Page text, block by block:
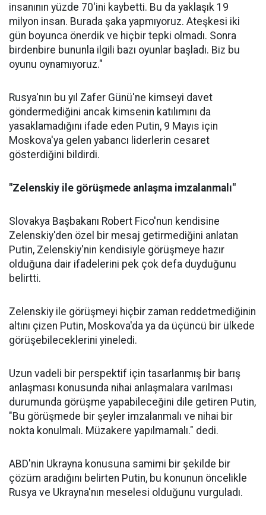
insanının yüzde 70'ini kaybetti. Bu da yaklaşık 19
milyon insan. Burada şaka yapmıyoruz. Ateşkesi iki
gün boyunca önerdik ve hiçbir tepki olmadı. Sonra
birdenbire bununla ilgili bazı oyunlar başladı. Biz bu
oyunu oynamıyoruz."
Rusya'nın bu yıl Zafer Günü'ne kimseyi davet
göndermediğini ancak kimsenin katılımını da
yasaklamadığını ifade eden Putin, 9 Mayıs için
Moskova'ya gelen yabancı liderlerin cesaret
gösterdiğini bildirdi.
"Zelenskiy ile görüşmede anlaşma imzalanmalı"
Slovakya Başbakanı Robert Fico'nun kendisine
Zelenskiy'den özel bir mesaj getirmediğini anlatan
Putin, Zelenskiy'nin kendisiyle görüşmeye hazır
olduğuna dair ifadelerini pek çok defa duyduğunu
belirtti.
Zelenskiy ile görüşmeyi hiçbir zaman reddetmediğinin
altını çizen Putin, Moskova'da ya da üçüncü bir ülkede
görüşebileceklerini yineledi.
Uzun vadeli bir perspektif için tasarlanmış bir barış
anlaşması konusunda nihai anlaşmalara varılması
durumunda görüşme yapabileceğini dile getiren Putin,
"Bu görüşmede bir şeyler imzalanmalı ve nihai bir
nokta konulmalı. Müzakere yapılmamalı." dedi.
ABD'nin Ukrayna konusuna samimi bir şekilde bir
çözüm aradığını belirten Putin, bu konunun öncelikle
Rusya ve Ukrayna'nın meselesi olduğunu vurguladı.